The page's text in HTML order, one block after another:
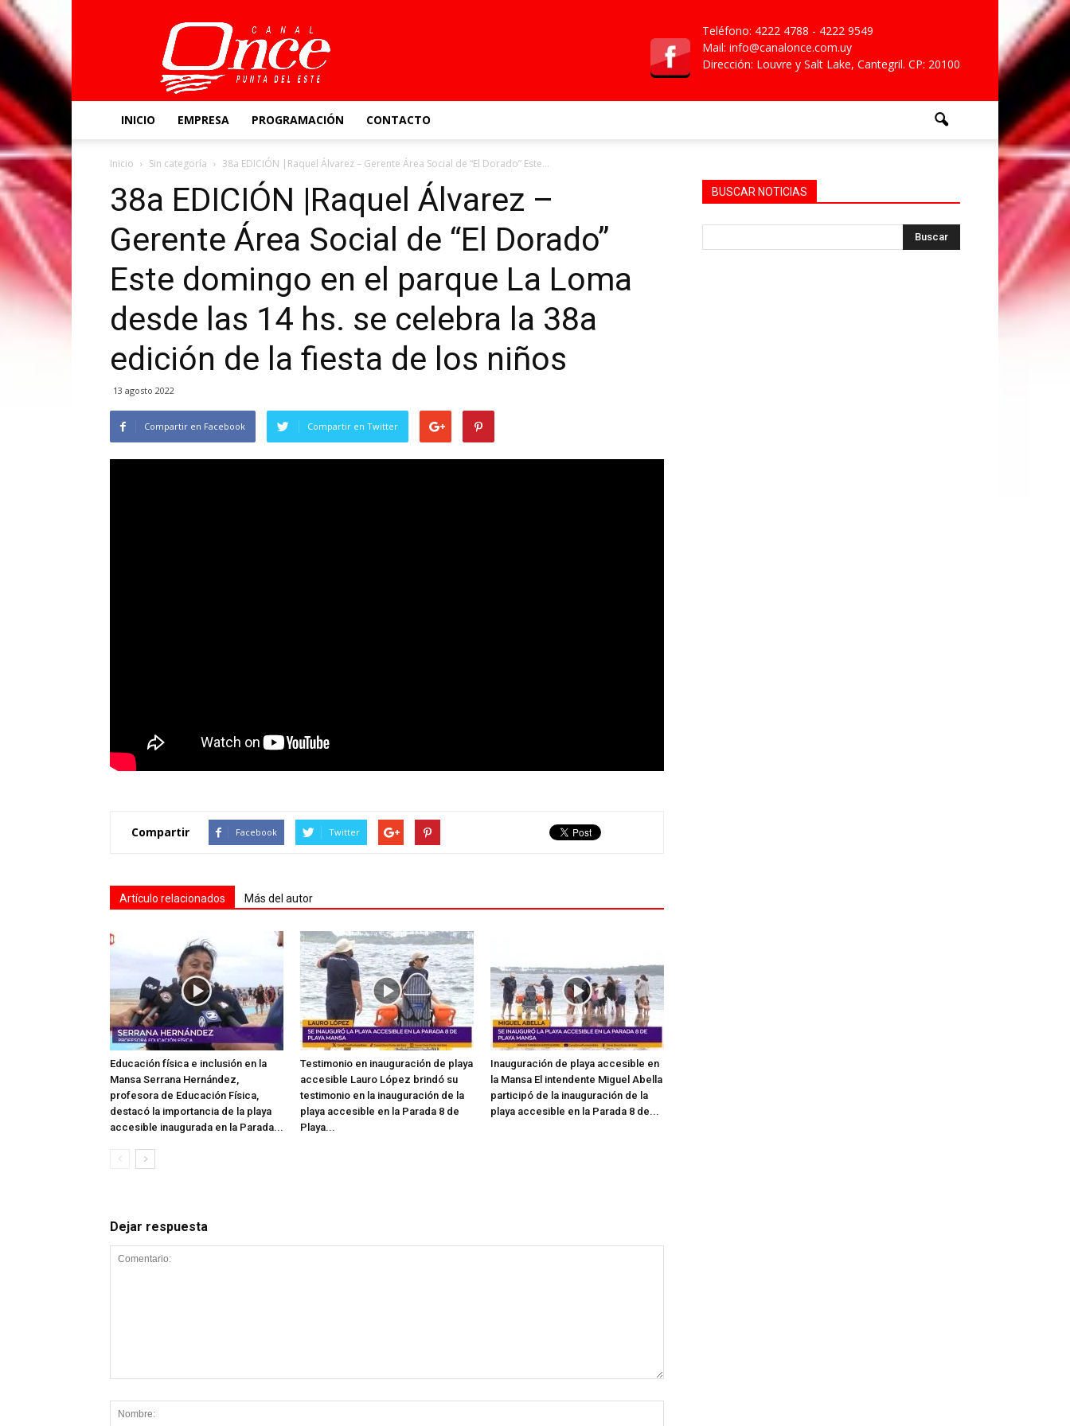
Canal
Once
Teléfono: 4222 4788 - 4222 9549
Mail: info@canalonce.com.uy
Dirección: Louvre y Salt Lake, Cantegril. CP: 20100
INICIO EMPRESA PROGRAMACIÓN CONTACTO
Inicio Sin categoría 38a EDICIÓN |Raquel Álvarez – Gerente Área Social de “El Dorado” Este...
38a EDICIÓN |Raquel Álvarez –
Gerente Área Social de “El Dorado”
Este domingo en el parque La Loma
desde las 14 hs. se celebra la 38a
edición de la fiesta de los niños
13 agosto 2022
Compartir en Facebook Compartir en Twitter
Compartir Facebook Twitter
Artículo relacionados Más del autor
Educación física e inclusión en la
Mansa Serrana Hernández,
profesora de Educación Física,
destacó la importancia de la playa
accesible inaugurada en la Parada...
Testimonio en inauguración de playa
accesible Lauro López brindó su
testimonio en la inauguración de la
playa accesible en la Parada 8 de
Playa...
Inauguración de playa accesible en
la Mansa El intendente Miguel Abella
participó de la inauguración de la
playa accesible en la Parada 8 de...
Dejar respuesta
BUSCAR NOTICIAS